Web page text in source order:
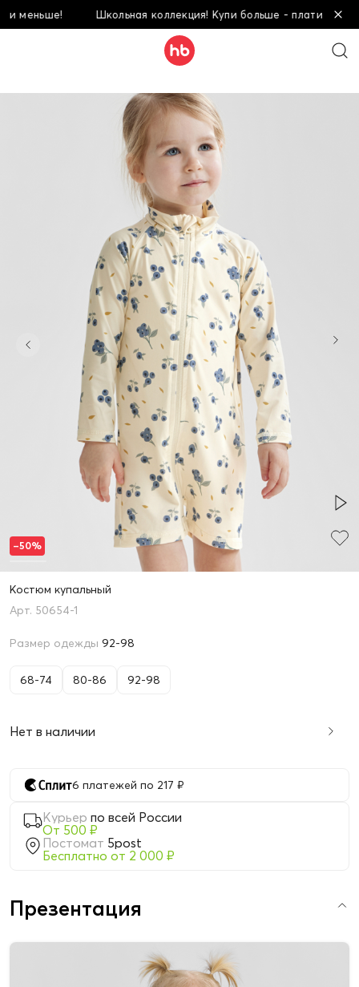
Школьная коллекция! Купи больше - плати меньше!
Костюм купальный
50654-1
Размер одежды 92-98
68-74 80-86 92-98
Нет в наличии
6 платежей по 217 ₽
Курьер по всей России
От 500 ₽
Постомат 5post
Бесплатно от 2 000 ₽
–50%
Презентация